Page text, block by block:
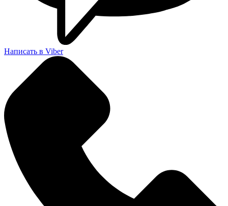
Написать в Viber